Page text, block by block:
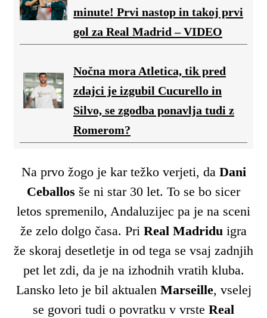
minute! Prvi nastop in takoj prvi
gol za Real Madrid – VIDEO
Nočna mora Atletica, tik pred
zdajci je izgubil Cucurello in
Silvo, se zgodba ponavlja tudi z
Romerom?
Na prvo žogo je kar težko verjeti, da Dani
Ceballos še ni star 30 let. To se bo sicer
letos spremenilo, Andaluzijec pa je na sceni
že zelo dolgo časa. Pri Real Madridu igra
že skoraj desetletje in od tega se vsaj zadnjih
pet let zdi, da je na izhodnih vratih kluba.
Lansko leto je bil aktualen Marseille, vselej
se govori tudi o povratku v vrste Real